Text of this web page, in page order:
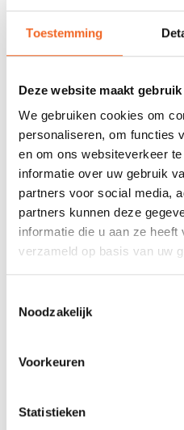
Toestemming
Deze website maakt
We gebruiken cookies om
personaliseren, om functies
en om ons websiteverkeer
informatie over uw gebruik
partners voor social media,
partners kunnen deze
informatie die u aan ze
verzameld op basis van uw
Noodzakelijk
Voorkeuren
Statistieken
REVIEWS
Nog niet gewaardeerd
0 sterren op basis
JE